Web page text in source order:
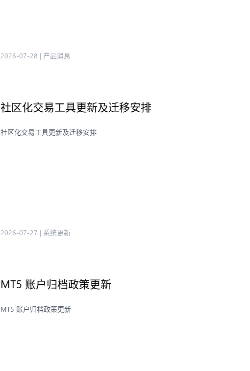
2026-07-28 | 产品消息
2026-07-27 | 系统更新
社区化交易工具更新及迁移安排
社区化交易工具更新及迁移安排
MT5 账户归档政策更新
MT5 账户归档政策更新